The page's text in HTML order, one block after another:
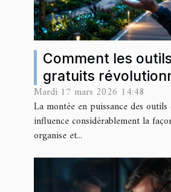
Comment les
gratuits
notre quotidien ?
Mardi 17 mars 2026 14:48
La montée en puissance des
influence considérablement la
organise et...